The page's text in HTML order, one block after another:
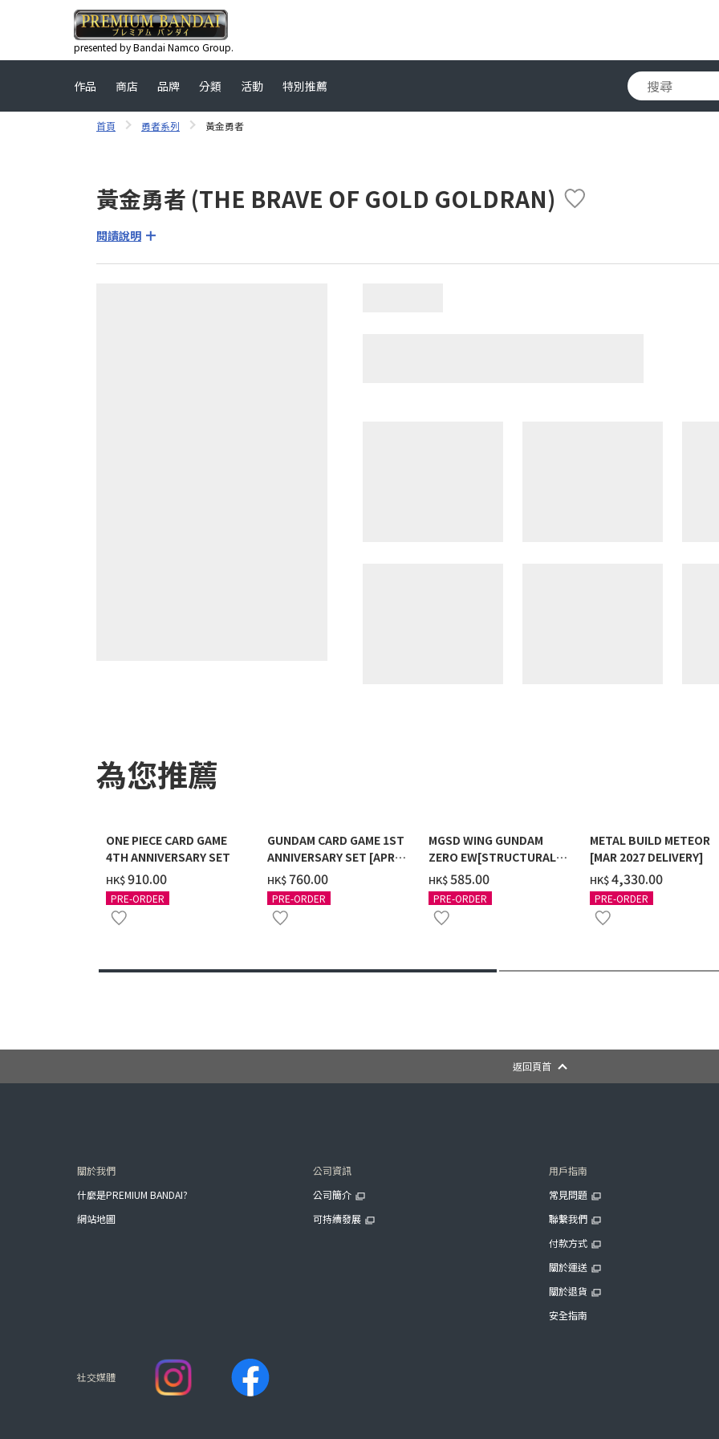
presented by Bandai Namco Group.
作品 商店 品牌 分類 活動 特別推薦
首頁 勇者系列 黃金勇者
黃金勇者 (THE BRAVE OF GOLD GOLDRAN)
閱讀說明
為您推薦
ONE PIECE CARD GAME
4TH ANNIVERSARY SET
HK$‌910.00
PRE-ORDER
GUNDAM CARD GAME 1ST
ANNIVERSARY SET [APR
2027 DELIVERY]
HK$‌760.00
PRE-ORDER
MGSD WING GUNDAM
ZERO EW[STRUCTURAL
COATING/BLACK] [2026年
12月發送]
HK$‌585.00
PRE-ORDER
METAL BUILD METEOR
[MAR 2027 DELIVERY]
HK$‌4,330.00
PRE-ORDER
返回頁首
關於我們
什麼是PREMIUM BANDAI?
網站地圖
公司資訊
公司簡介
可持續發展
用戶指南
常見問題
聯繫我們
付款方式
關於運送
關於退貨
安全指南
社交媒體